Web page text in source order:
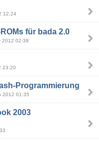
12:24
für bada 2.0
2012 02:38
23:20
Programmierung
2012 01:35
2003